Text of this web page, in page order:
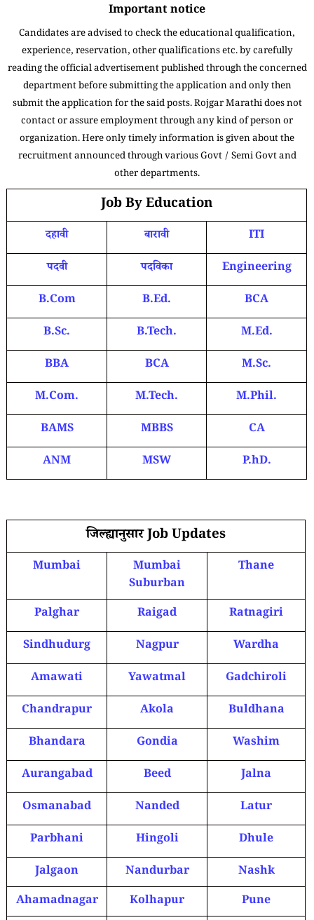
Important notice
Candidates are advised to check the educational qualification,
experience, reservation, other qualifications etc. by carefully
reading the official advertisement published through the concerned
department before submitting the application and only then
submit the application for the said posts. Rojgar Marathi does not
contact or assure employment through any kind of person or
organization. Here only timely information is given about the
recruitment announced through various Govt / Semi Govt and
other departments.
Job By Education
दहावी बारावी
ITI
पदवी
पदविका
Engineering
B.Com
B.Ed.
BCA
B.Sc.
B.Tech.
M.Ed.
BBA
BCA
M.Sc.
M.Com.
M.Tech.
M.Phil.
BAMS
MBBS
CA
ANM
MSW P.hD.
जिल्ह्यानुसार Job Updates
Mumbai
Mumbai
Suburban
Thane
Palghar Raigad
Ratnagiri
Sindhudurg
Nagpur
Wardha
Amawati
Yawatmal
Gadchiroli
Chandrapur
Akola
Buldhana
Bhandara
Gondia
Washim
Aurangabad
Beed
Jalna
Osmanabad
Nanded
Latur
Parbhani
Hingoli
Dhule
Jalgaon
Nandurbar
Nashk
Ahamadnagar
Kolhapur Pune